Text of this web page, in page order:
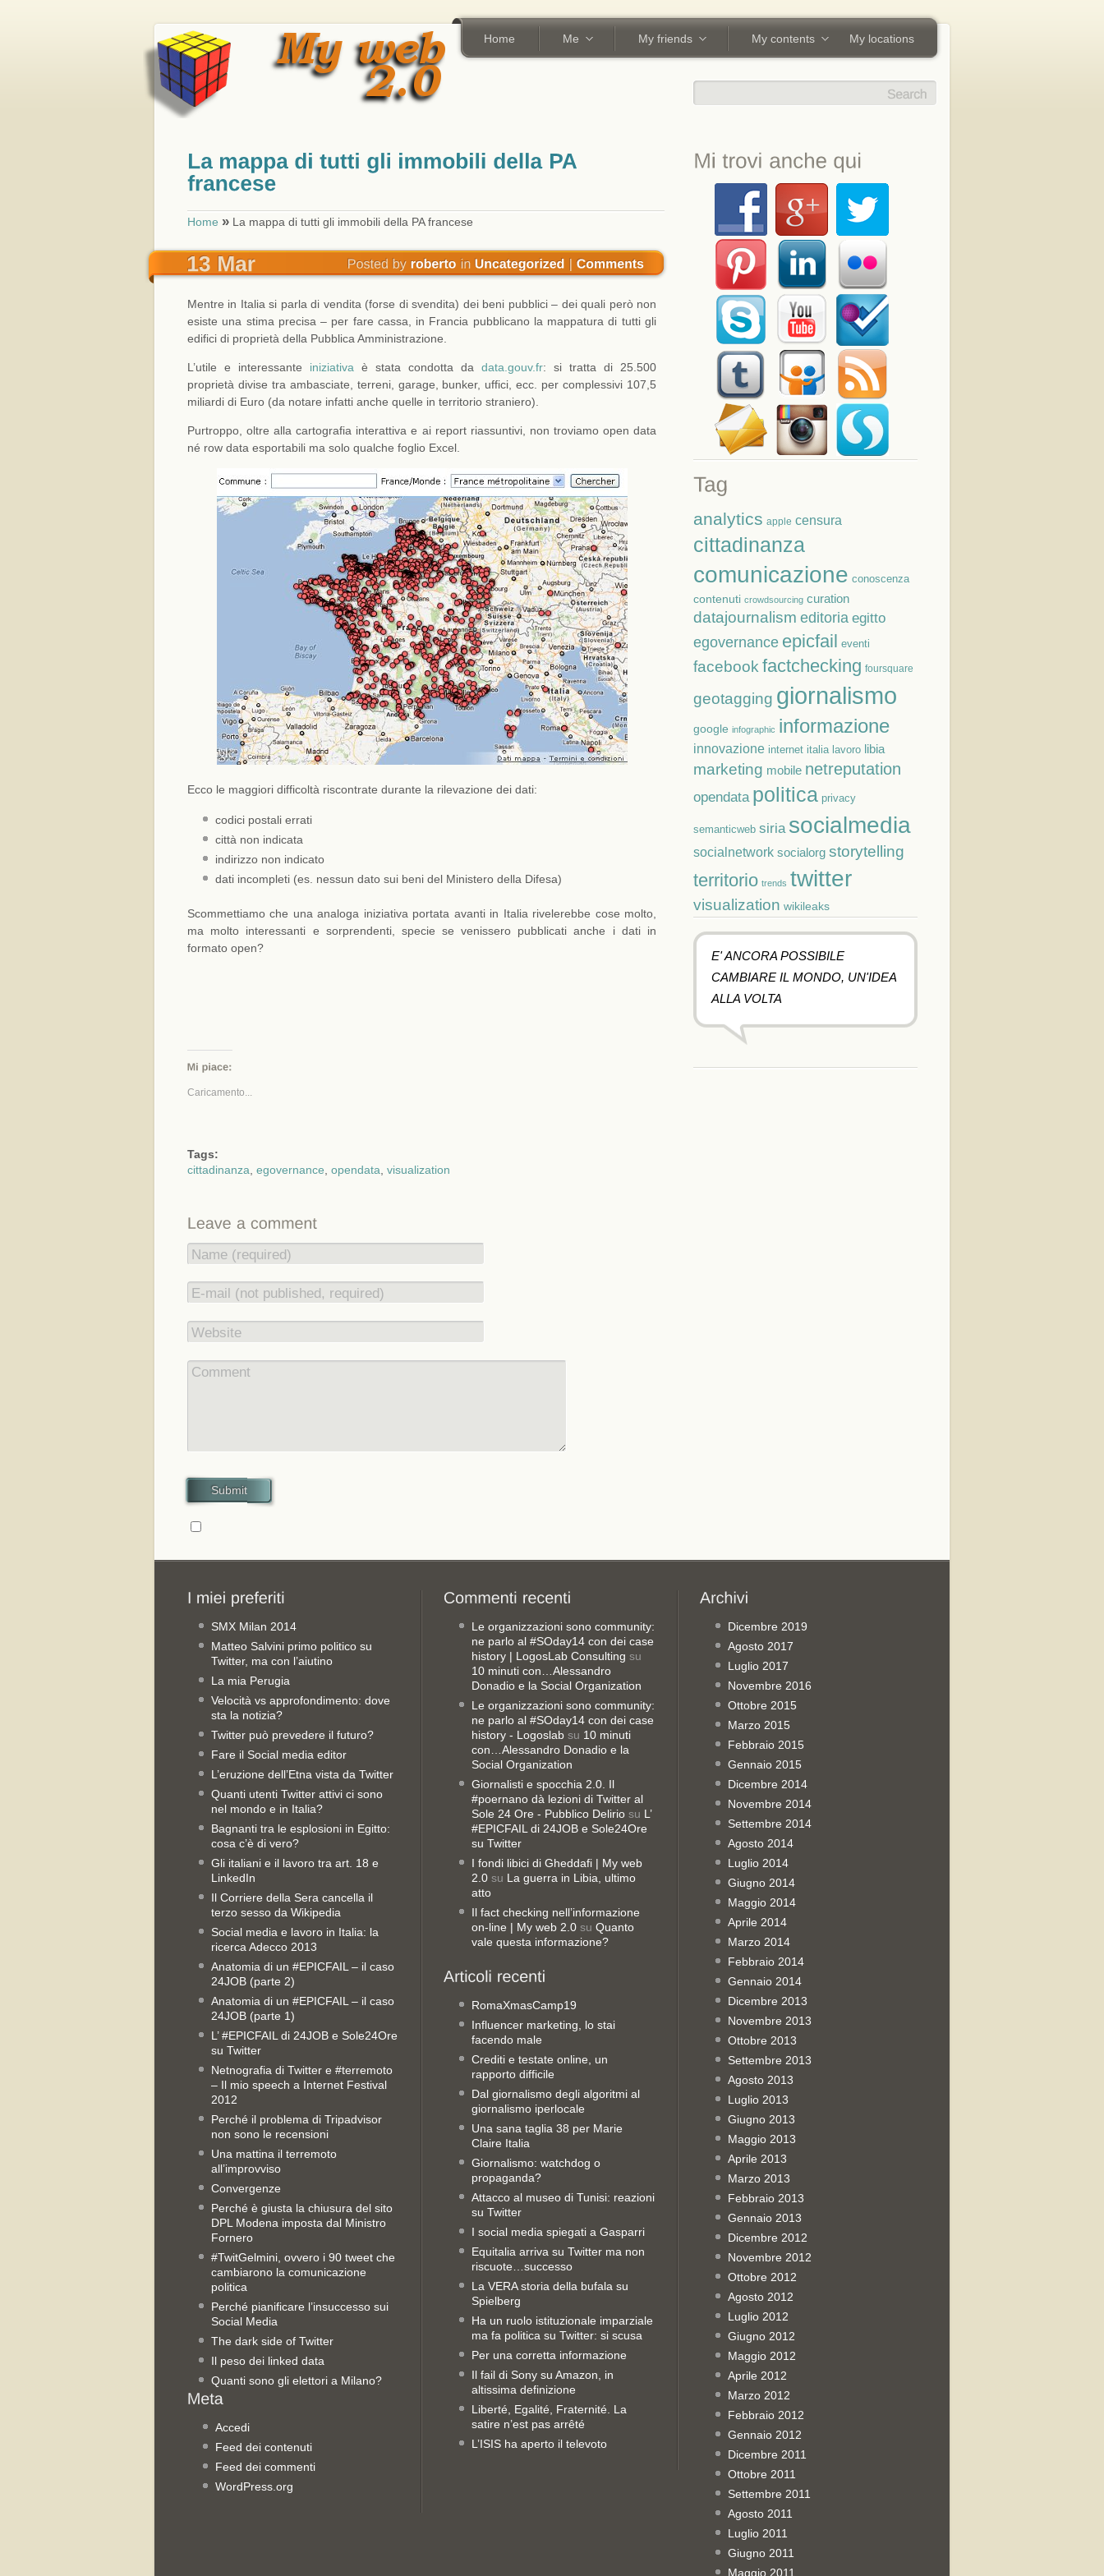
Home Me My friends My contents My locations
Home » La mappa di tutti gli immobili della PA francese
Mentre in Italia si parla di vendita (forse di svendita) dei beni pubblici – dei quali però non
esiste una stima precisa – per fare cassa, in Francia pubblicano la mappatura di tutti gli
edifici di proprietà della Pubblica Amministrazione.
L’utile e interessante iniziativa è stata condotta da data.gouv.fr: si tratta di 25.500
proprietà divise tra ambasciate, terreni, garage, bunker, uffici, ecc. per complessivi 107,5
miliardi di Euro (da notare infatti anche quelle in territorio straniero).
Purtroppo, oltre alla cartografia interattiva e ai report riassuntivi, non troviamo open data
né row data esportabili ma solo qualche foglio Excel.
Ecco le maggiori difficoltà riscontrate durante la rilevazione dei dati:
codici postali errati
città non indicata
indirizzo non indicato
dati incompleti (es. nessun dato sui beni del Ministero della Difesa)
Scommettiamo che una analoga iniziativa portata avanti in Italia rivelerebbe cose molto,
ma molto interessanti e sorprendenti, specie se venissero pubblicati anche i dati in
formato open?
Caricamento...
Tags:
cittadinanza egovernance opendata visualization
Name (required)
E-mail (not published, required)
Website
Comment
Submit
analytics apple censura
cittadinanza
comunicazione conoscenza
contenuti crowdsourcing curation
datajournalism editoria egitto
egovernance epicfail eventi
facebook factchecking foursquare
geotagging giornalismo
google infographic informazione
innovazione internet italia lavoro libia
marketing mobile netreputation
opendata politica privacy
semanticweb siria socialmedia
socialnetwork socialorg storytelling
territorio trends twitter
visualization wikileaks
E' ANCORA POSSIBILE
CAMBIARE IL MONDO, UN'IDEA
ALLA VOLTA
SMX Milan 2014
Matteo Salvini primo politico su
Twitter, ma con l’aiutino
La mia Perugia
Velocità vs approfondimento: dove
sta la notizia?
Twitter può prevedere il futuro?
Fare il Social media editor
L’eruzione dell’Etna vista da Twitter
Quanti utenti Twitter attivi ci sono
nel mondo e in Italia?
Bagnanti tra le esplosioni in Egitto:
cosa c’è di vero?
Gli italiani e il lavoro tra art. 18 e
LinkedIn
Il Corriere della Sera cancella il
terzo sesso da Wikipedia
Social media e lavoro in Italia: la
ricerca Adecco 2013
Anatomia di un #EPICFAIL – il caso
24JOB (parte 2)
Anatomia di un #EPICFAIL – il caso
24JOB (parte 1)
L’ #EPICFAIL di 24JOB e Sole24Ore
su Twitter
Netnografia di Twitter e #terremoto
– Il mio speech a Internet Festival
2012
Perché il problema di Tripadvisor
non sono le recensioni
Una mattina il terremoto
all’improvviso
Convergenze
Perché è giusta la chiusura del sito
DPL Modena imposta dal Ministro
Fornero
#TwitGelmini, ovvero i 90 tweet che
cambiarono la comunicazione
politica
Perché pianificare l’insuccesso sui
Social Media
The dark side of Twitter
Il peso dei linked data
Quanti sono gli elettori a Milano?
Accedi
Feed dei contenuti
Feed dei commenti
WordPress.org
Le organizzazioni sono community:
ne parlo al #SOday14 con dei case
history | LogosLab Consulting su
10 minuti con…Alessandro
Donadio e la Social Organization
Le organizzazioni sono community:
ne parlo al #SOday14 con dei case
history - Logoslab su 10 minuti
con…Alessandro Donadio e la
Social Organization
Giornalisti e spocchia 2.0. Il
#poernano dà lezioni di Twitter al
Sole 24 Ore - Pubblico Delirio su L’
#EPICFAIL di 24JOB e Sole24Ore
su Twitter
I fondi libici di Gheddafi | My web
2.0 su La guerra in Libia, ultimo
atto
Il fact checking nell’informazione
on-line | My web 2.0 su Quanto
vale questa informazione?
RomaXmasCamp19
Influencer marketing, lo stai
facendo male
Crediti e testate online, un
rapporto difficile
Dal giornalismo degli algoritmi al
giornalismo iperlocale
Una sana taglia 38 per Marie
Claire Italia
Giornalismo: watchdog o
propaganda?
Attacco al museo di Tunisi: reazioni
su Twitter
I social media spiegati a Gasparri
Equitalia arriva su Twitter ma non
riscuote…successo
La VERA storia della bufala su
Spielberg
Ha un ruolo istituzionale imparziale
ma fa politica su Twitter: si scusa
Per una corretta informazione
Il fail di Sony su Amazon, in
altissima definizione
Liberté, Egalité, Fraternité. La
satire n’est pas arrêté
L’ISIS ha aperto il televoto
Dicembre 2019
Agosto 2017
Luglio 2017
Novembre 2016
Ottobre 2015
Marzo 2015
Febbraio 2015
Gennaio 2015
Dicembre 2014
Novembre 2014
Settembre 2014
Agosto 2014
Luglio 2014
Giugno 2014
Maggio 2014
Aprile 2014
Marzo 2014
Febbraio 2014
Gennaio 2014
Dicembre 2013
Novembre 2013
Ottobre 2013
Settembre 2013
Agosto 2013
Luglio 2013
Giugno 2013
Maggio 2013
Aprile 2013
Marzo 2013
Febbraio 2013
Gennaio 2013
Dicembre 2012
Novembre 2012
Ottobre 2012
Agosto 2012
Luglio 2012
Giugno 2012
Maggio 2012
Aprile 2012
Marzo 2012
Febbraio 2012
Gennaio 2012
Dicembre 2011
Ottobre 2011
Settembre 2011
Agosto 2011
Luglio 2011
Giugno 2011
Maggio 2011